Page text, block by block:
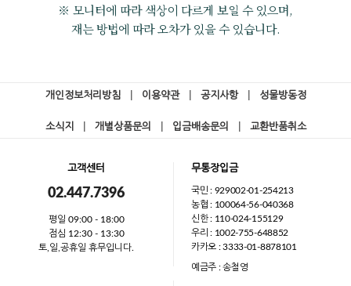
※ 모니터에 따라 색상이 다르게 보일 수 있으며,
재는 방법에 따라 오차가 있을 수 있습니다.
개인정보처리방침 이용약관 공지사항 성물방동정
소식지 개별상품문의 입금배송문의 교환반품취소
고객센터
02.447.7396
평일 09:00 - 18:00
점심 12:30 - 13:30
토,일,공휴일 휴무입니다.
무통장입금
국민 : 929002-01-254213
농협 : 100064-56-040368
신한 : 110-024-155129
우리 : 1002-755-648852
카카오 : 3333-01-8878101
예금주 : 송철영